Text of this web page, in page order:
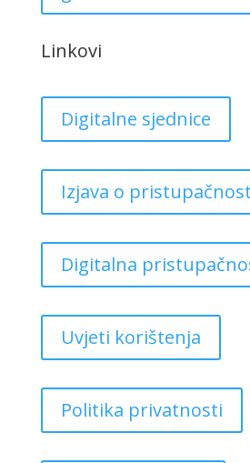
Linkovi
Digitalne sjednice
Izjava o
Digitalna
Uvjeti korištenja
Politika privatnosti